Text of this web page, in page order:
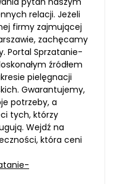
relacji. Jeżeli
firmy zajmującej
zachęcamy
Portal Sprzatanie-
źródłem
pielęgnacji
Gwarantujemy,
potrzeby, a
tych, którzy
Wejdź na
która ceni